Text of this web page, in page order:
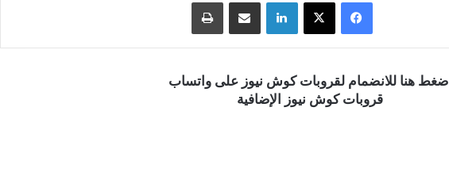
اضغط هنا للانضمام لقروبات كوش نيوز على واتساب
قروبات كوش نيوز الإضافية